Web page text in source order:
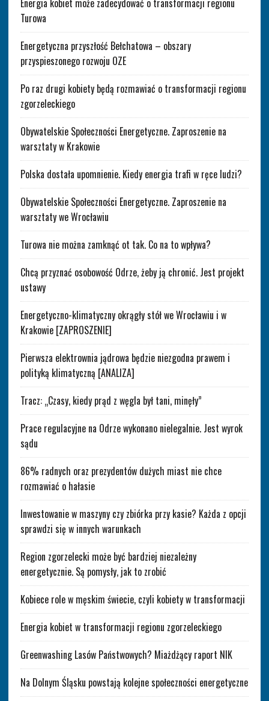
Energia kobiet może zadecydować o transformacji regionu
Turowa
Energetyczna przyszłość Bełchatowa – obszary
przyspieszonego rozwoju OZE
Po raz drugi kobiety będą rozmawiać o transformacji regionu
zgorzeleckiego
Obywatelskie Społeczności Energetyczne. Zaproszenie na
warsztaty w Krakowie
Polska dostała upomnienie. Kiedy energia trafi w ręce ludzi?
Obywatelskie Społeczności Energetyczne. Zaproszenie na
warsztaty we Wrocławiu
Turowa nie można zamknąć ot tak. Co na to wpływa?
Chcą przyznać osobowość Odrze, żeby ją chronić. Jest projekt
ustawy
Energetyczno-klimatyczny okrągły stół we Wrocławiu i w
Krakowie [ZAPROSZENIE]
Pierwsza elektrownia jądrowa będzie niezgodna prawem i
polityką klimatyczną [ANALIZA]
Tracz: „Czasy, kiedy prąd z węgla był tani, minęły”
Prace regulacyjne na Odrze wykonano nielegalnie. Jest wyrok
sądu
86% radnych oraz prezydentów dużych miast nie chce
rozmawiać o hałasie
Inwestowanie w maszyny czy zbiórka przy kasie? Każda z opcji
sprawdzi się w innych warunkach
Region zgorzelecki może być bardziej niezależny
energetycznie. Są pomysły, jak to zrobić
Kobiece role w męskim świecie, czyli kobiety w transformacji
Energia kobiet w transformacji regionu zgorzeleckiego
Greenwashing Lasów Państwowych? Miażdżący raport NIK
Na Dolnym Śląsku powstają kolejne społeczności energetyczne